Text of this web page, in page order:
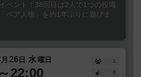
ベント！38回目は2人で1つの役職
ペア人狼」を約1年ぶりに遊びま
月 26日 水曜日
22:00
1
0